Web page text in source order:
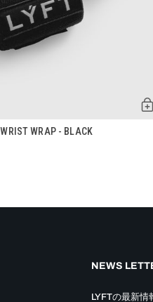
WRIST WRAP - BLACK
NEWS
LYFTの最新